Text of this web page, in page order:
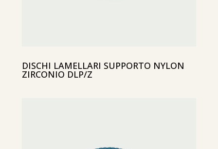
DISCHI LAMELLARI SUPPORTO NYLON
ZIRCONIO DLP/Z